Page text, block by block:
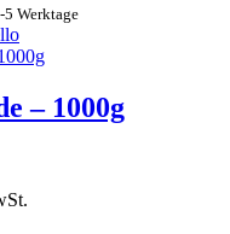
Werktage
– 1000g